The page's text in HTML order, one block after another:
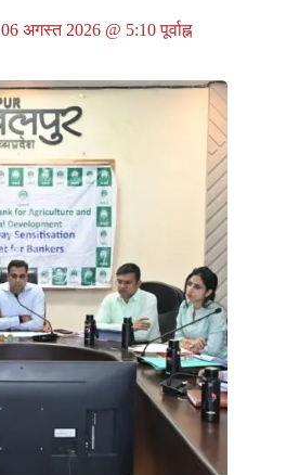
06 अगस्त 2026 @ 5:10 पूर्वाह्न